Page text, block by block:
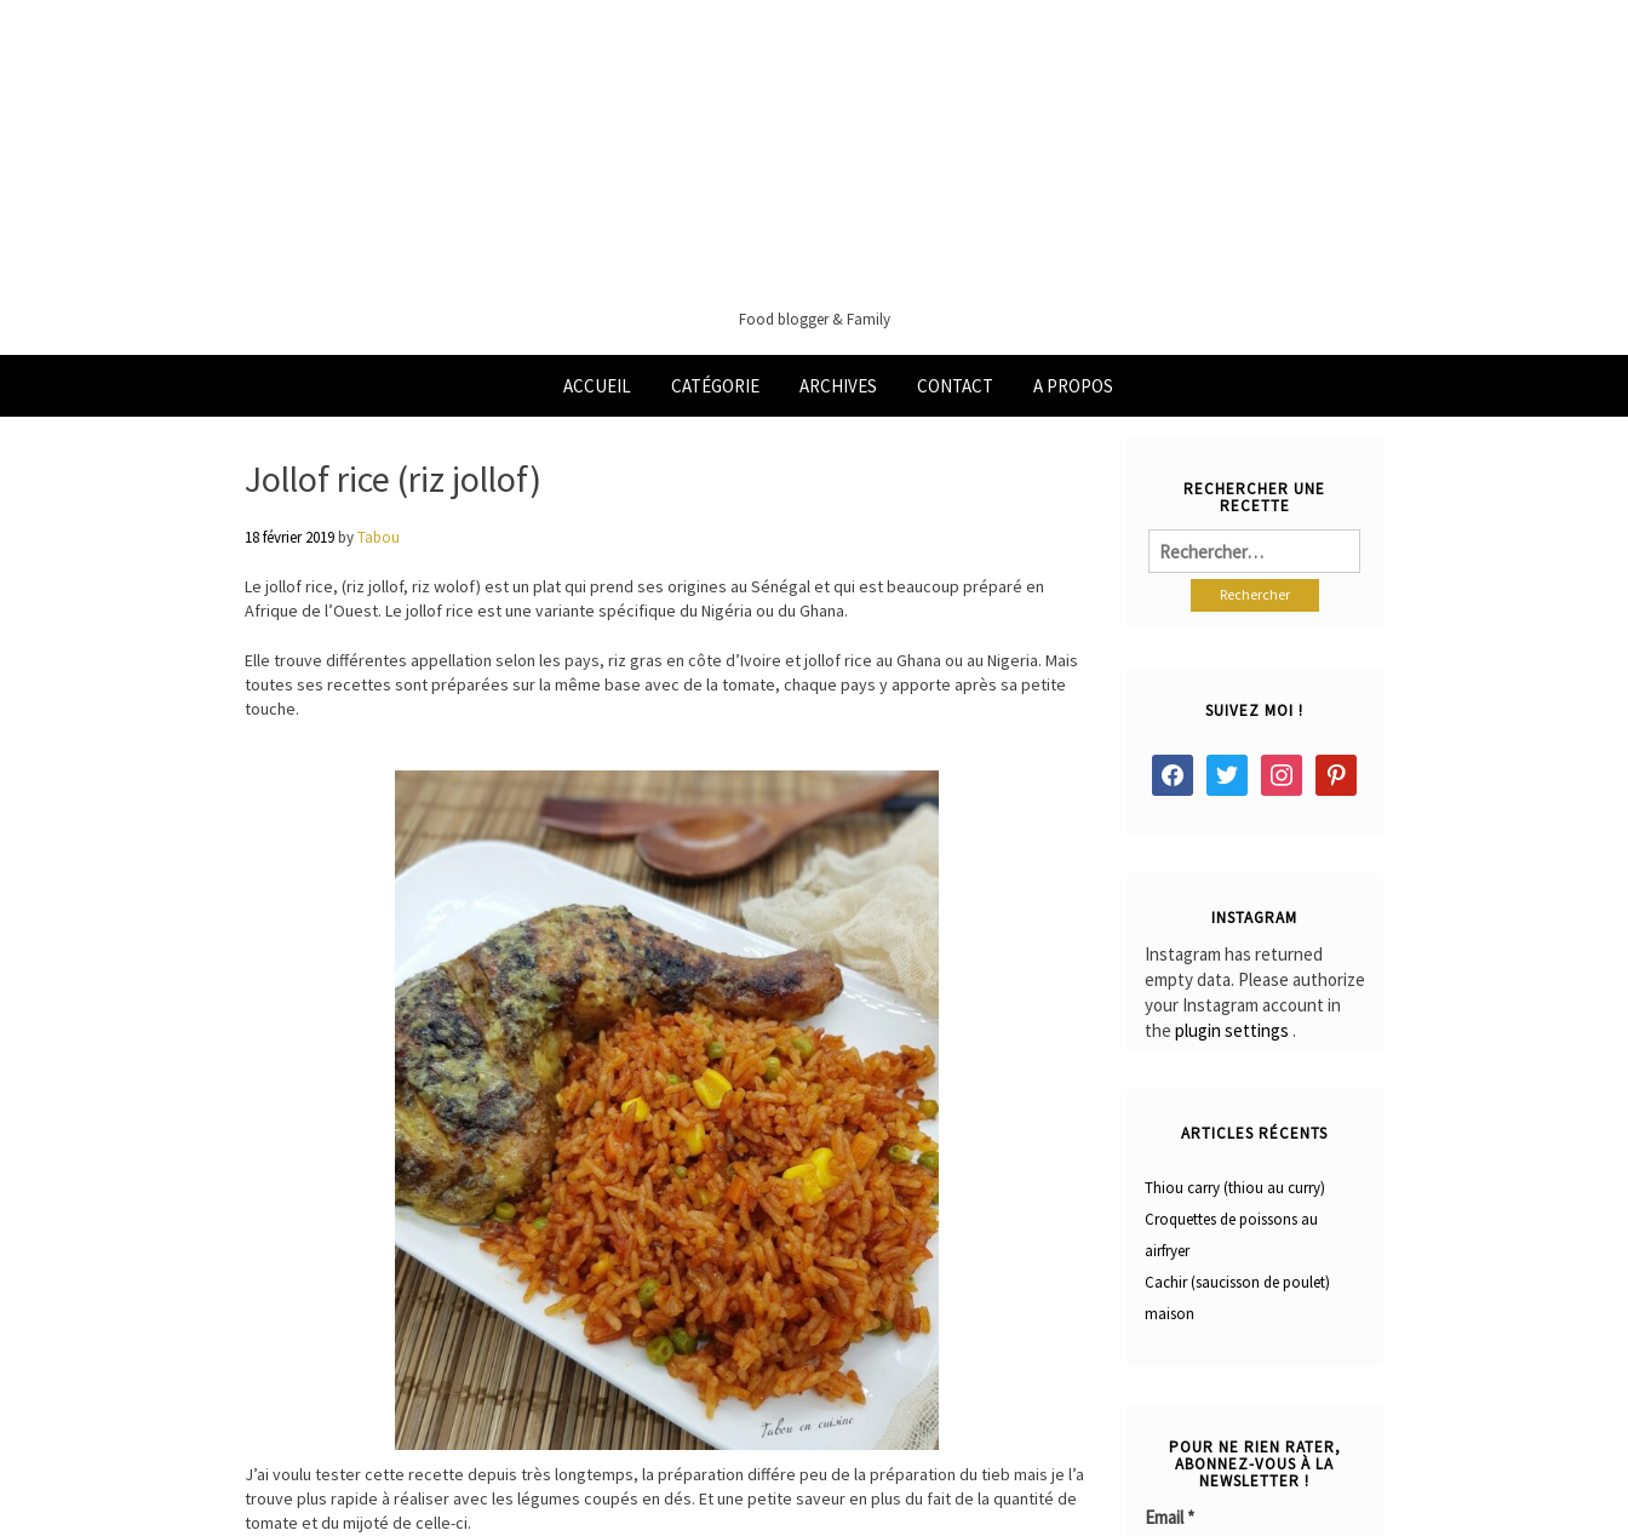
Food blogger & Family
ACCUEIL CATÉGORIE ARCHIVES CONTACT A PROPOS
Jollof rice (riz jollof)
18 février 2019byTabou
Le jollof rice, (riz jollof, riz wolof) est un plat qui prend ses origines au Sénégal et qui est beaucoup préparé en
Afrique de l’Ouest. Le jollof rice est une variante spécifique du Nigéria ou du Ghana.
Elle trouve différentes appellation selon les pays, riz gras en côte d’Ivoire et jollof rice au Ghana ou au Nigeria. Mais
toutes ses recettes sont préparées sur la même base avec de la tomate, chaque pays y apporte après sa petite
touche.
J’ai voulu tester cette recette depuis très longtemps, la préparation différe peu de la préparation du tieb mais je l’a
trouve plus rapide à réaliser avec les légumes coupés en dés. Et une petite saveur en plus du fait de la quantité de
tomate et du mijoté de celle-ci.
RECHERCHER UNE
RECETTE
Rechercher :
SUIVEZ MOI !
facebook twitter instagram pinterest
INSTAGRAM
Instagram has returned
empty data. Please authorize
your Instagram account in
the plugin settings .
ARTICLES RÉCENTS
Thiou carry (thiou au curry)
Croquettes de poissons au
airfryer
Cachir (saucisson de poulet)
maison
POUR NE RIEN RATER,
ABONNEZ-VOUS À LA
NEWSLETTER !
Email*